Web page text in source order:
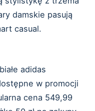
damskie pasują
casual.
adidas
w promocji
cena 549,99